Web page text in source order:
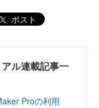
ポスト
ル連載記事一
Proの利用